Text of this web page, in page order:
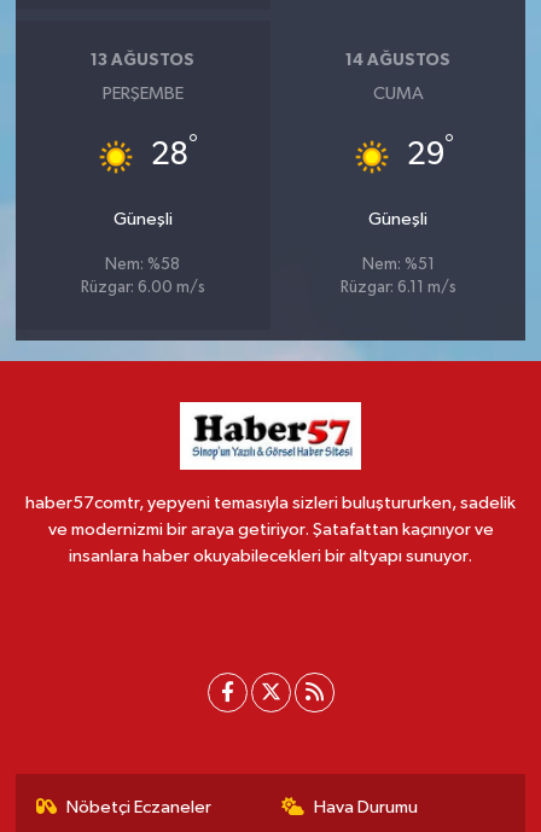
13 AĞUSTOS
PERŞEMBE
28°
Güneşli
Nem: %58
Rüzgar: 6.00 m/s
14 AĞUSTOS
CUMA
29°
Güneşli
Nem: %51
Rüzgar: 6.11 m/s
haber57comtr, yepyeni temasıyla sizleri buluştururken, sadelik
ve modernizmi bir araya getiriyor. Şatafattan kaçınıyor ve
insanlara haber okuyabilecekleri bir altyapı sunuyor.
Nöbetçi Eczaneler Hava Durumu